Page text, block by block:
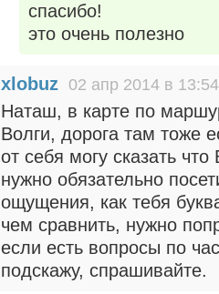
спасибо!
это очень полезно
xlobuz 02 апр 2014 в 13:54
Наташ, в карте по
Волги, дорога там тоже
от себя могу сказать
нужно обязательно
ощущения, как тебя
чем сравнить, нужно
если есть вопросы по
подскажу, спрашивайте.